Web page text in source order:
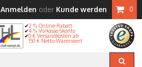
Anmelden oder Kunde werden 0
2 % Online-Rabatt
4 % Vorkasse-Skonto
0 € Versandkosten ab
150 € Netto-Warenwert